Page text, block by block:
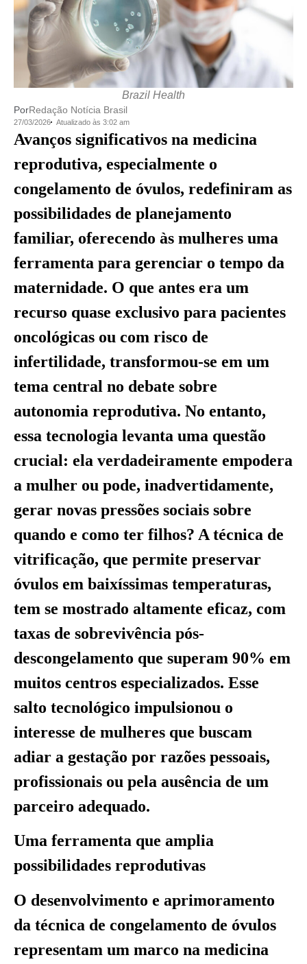
Brazil Health
PorRedação Notícia Brasil
27/03/2026 Atualizado às 3:02 am
Avanços significativos na medicina
reprodutiva, especialmente o
congelamento de óvulos, redefiniram as
possibilidades de planejamento
familiar, oferecendo às mulheres uma
ferramenta para gerenciar o tempo da
maternidade. O que antes era um
recurso quase exclusivo para pacientes
oncológicas ou com risco de
infertilidade, transformou-se em um
tema central no debate sobre
autonomia reprodutiva. No entanto,
essa tecnologia levanta uma questão
crucial: ela verdadeiramente empodera
a mulher ou pode, inadvertidamente,
gerar novas pressões sociais sobre
quando e como ter filhos? A técnica de
vitrificação, que permite preservar
óvulos em baixíssimas temperaturas,
tem se mostrado altamente eficaz, com
taxas de sobrevivência pós-
descongelamento que superam 90% em
muitos centros especializados. Esse
salto tecnológico impulsionou o
interesse de mulheres que buscam
adiar a gestação por razões pessoais,
profissionais ou pela ausência de um
parceiro adequado.
Uma ferramenta que amplia
possibilidades reprodutivas
O desenvolvimento e aprimoramento
da técnica de congelamento de óvulos
representam um marco na medicina